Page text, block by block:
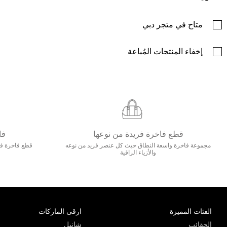
متاح في متجر دبي
إخفاء المنتجات المُباعة
قطع فاخرة فريدة من نوعها
مجموعة فاخرة واسعة النطاق حيث كل عنصر فريد من نوعه
والأزياء الراقية
قطع فاخرة
الفئات المميزة
الحقائب
ارقى الماركات
شانيل